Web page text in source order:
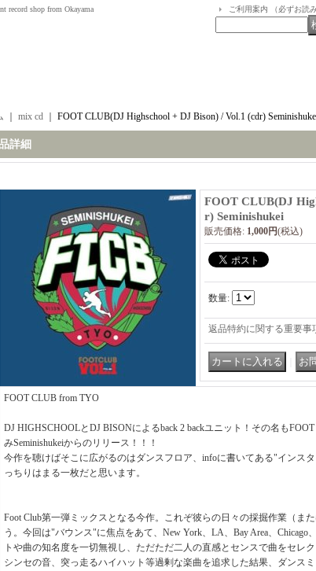
record shop from Okayama ご利用案内 （必ずお読
mix cd FOOT CLUB(DJ Highschool + DJ Bison) / Vol.1 (cdr)
詳細
FOOT CLUB(DJ
r) Seminishukei
販売価格: 1,000円(税込)
数量:
返品特約に関する重要事
FOOT CLUB from TYO
DJ HIGHSCHOOLとDJ BISONによるback 2 backユニット！その名も
みSeminishukeiからのリリース！！！
今作を聴けばそこに広がるのはダンスフロア、infoに書いてある"インス
っちりはまる一枚だと思います。
Foot Club第一弾ミックスとなる今作。これぞ彼らの日々の採掘作業（ま
う。今回は"バウンス"に焦点をあて、New York、LA、Bay Area、Chicago
トや曲の知名度を一切無視し、ただただ二人の直感とセンスで曲をセレ
シンセの音、突っ走るハイハット等過剰な楽曲を追求した結果、ダンス